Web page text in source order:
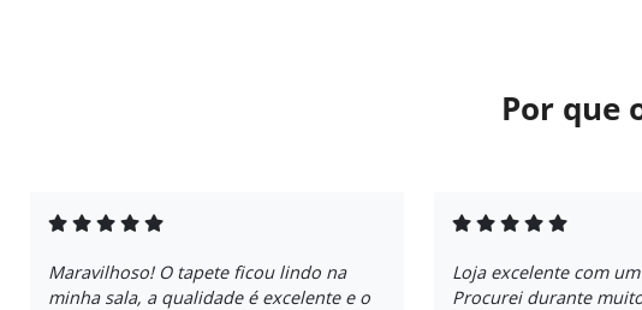
Por que
Maravilhoso! O tapete ficou lindo na
minha sala, a qualidade é excelente e o
Loja excelente com
Procurei durante